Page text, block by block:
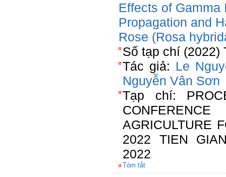
Effects of Gamma
Propagation and
Rose (Rosa
Số tạp chí (2022)
Tác giả: Le
Nguyễn Vân Sơn
Tạp chí:
AGRICULTURE
2022 TIEN
2022
Tóm tắt